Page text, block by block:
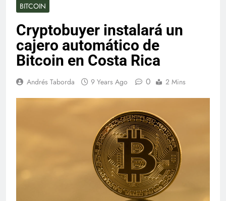
BITCOIN
Cryptobuyer instalará un
cajero automático de
Bitcoin en Costa Rica
Andrés Taborda 9 Years Ago 0 2 Mins